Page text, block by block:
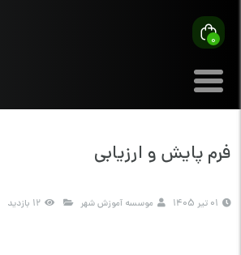
0
فرم پایش و ارزیابی
01 تیر 1405 موسسه آموزش شهر 12 بازدید